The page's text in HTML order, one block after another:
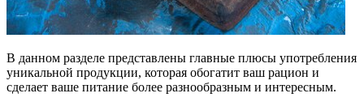
В данном разделе представлены главные плюсы употребления
уникальной продукции, которая обогатит ваш рацион и
сделает ваше питание более разнообразным и интересным.